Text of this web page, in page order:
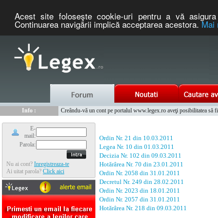
Acest site foloseşte cookie-uri pentru a vă
Continuarea navigării implică acceptarea acestora.Mai
Info :
Creându-vă un cont pe portalul www.legex.ro aveţi posibilitatea să
E-
mail:
Parola:
Nu ai cont? Inregistreaza-te
Ai uitat parola? Click aici
Ordin Nr. 21 din 10.03.2011
Legea Nr. 10 din 01.03.2011
Decizia Nr. 102 din 09.03.2011
Hotărârea Nr. 70 din 23.01.2011
Ordin Nr. 2058 din 31.01.2011
Decretul Nr. 249 din 28.02.2011
Ordin Nr. 2023 din 18.01.2011
Ordin Nr. 2057 din 31.01.2011
Hotărârea Nr. 218 din 09.03.2011